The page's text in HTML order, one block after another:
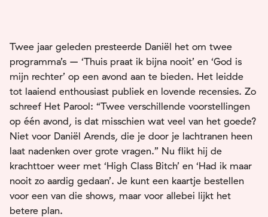
Twee jaar geleden presteerde Daniël het om twee
programma’s – ‘Thuis praat ik bijna nooit’ en ‘God is
mijn rechter’ op een avond aan te bieden. Het leidde
tot laaiend enthousiast publiek en lovende recensies. Zo
schreef Het Parool: “Twee verschillende voorstellingen
op één avond, is dat misschien wat veel van het goede?
Niet voor Daniël Arends, die je door je lachtranen heen
laat nadenken over grote vragen.” Nu flikt hij de
krachttoer weer met ‘High Class Bitch’ en ‘Had ik maar
nooit zo aardig gedaan’. Je kunt een kaartje bestellen
voor een van die shows, maar voor allebei lijkt het
betere plan.